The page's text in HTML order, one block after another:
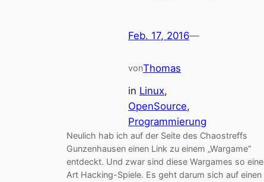
Feb. 17, 2016—
vonThomas
in Linux
OpenSource
Programmierung
Neulich hab ich auf der Seite des Chaostreffs
Gunzenhausen einen Link zu einem „Wargame“
entdeckt. Und zwar sind diese Wargames so eine
Art Hacking-Spiele. Es geht darum sich auf einen